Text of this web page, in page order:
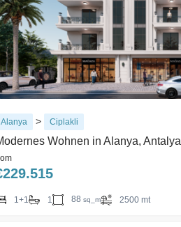
Alanya > Ciplakli
Wohnen in Alanya, Antalya
229.515
1+1 1 88 sq_m 2500 mt